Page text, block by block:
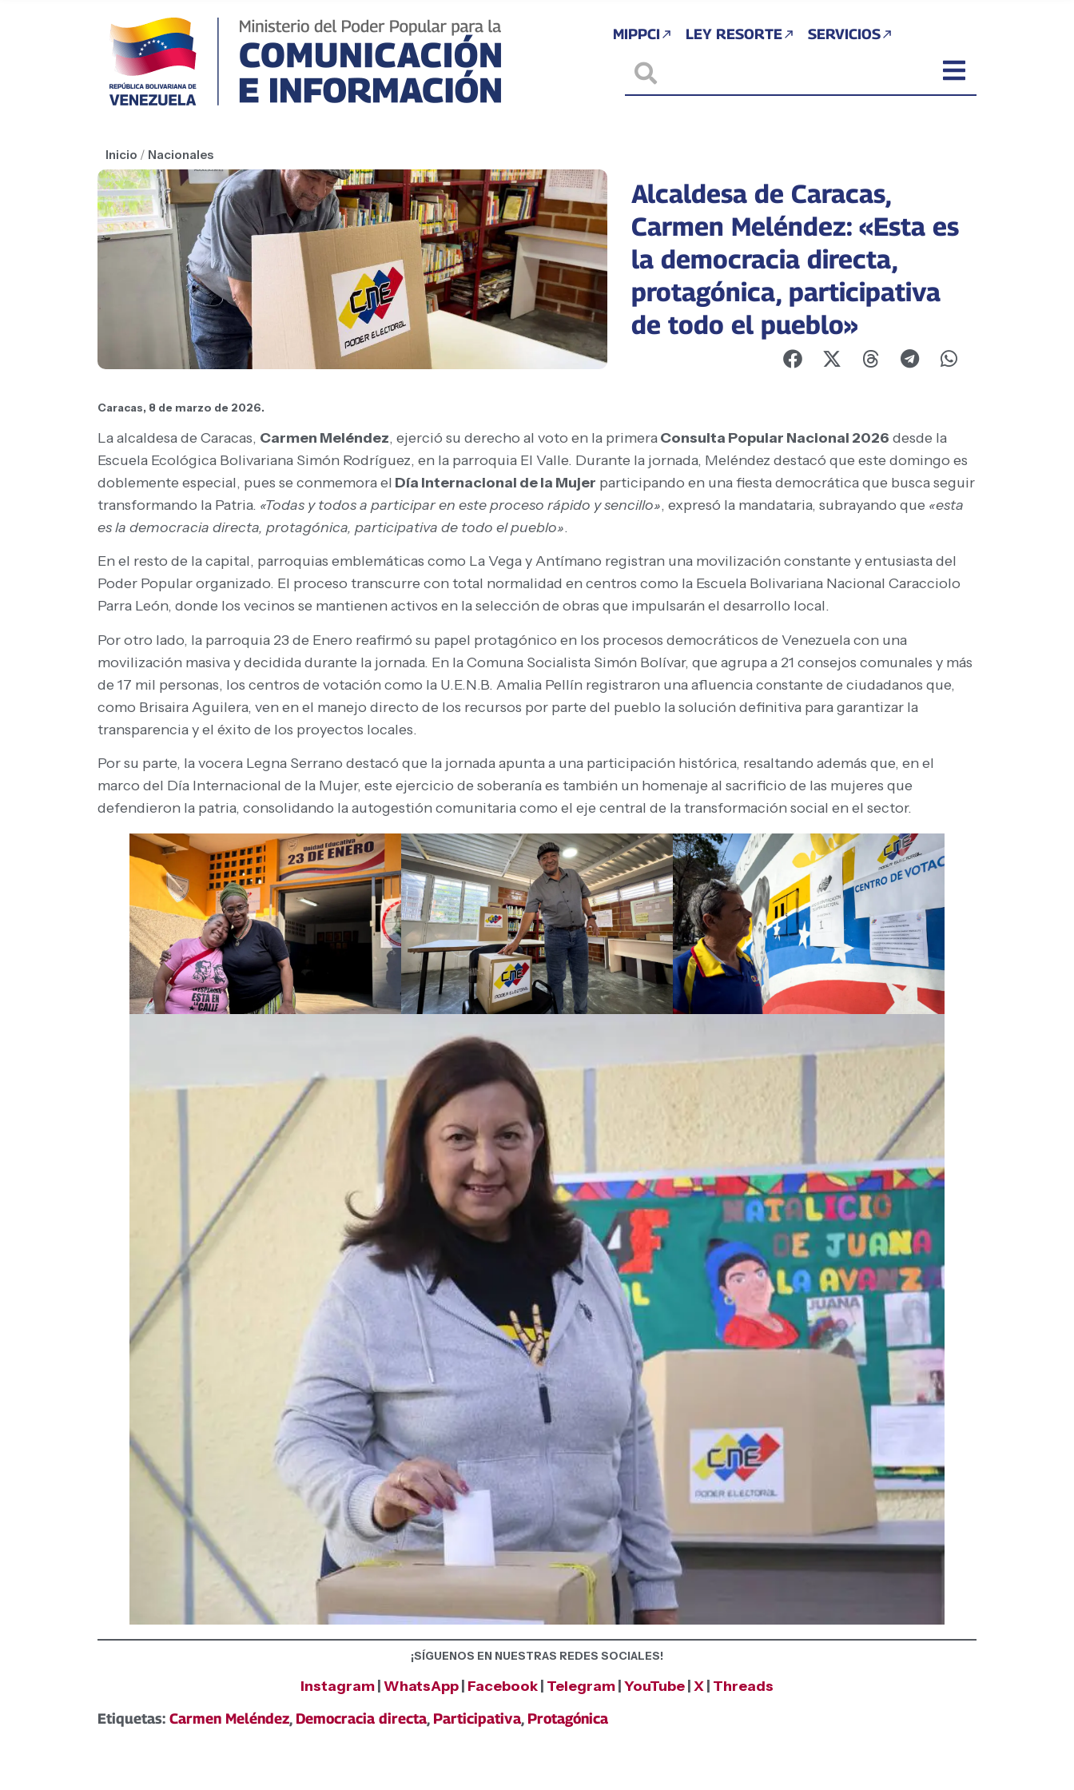
MIPPCI LEY RESORTE SERVICIOS
Inicio / Nacionales
Alcaldesa de Caracas,
Carmen Meléndez: «Esta es
la democracia directa,
protagónica, participativa
de todo el pueblo»
Caracas, 8 de marzo de 2026.
La alcaldesa de Caracas, Carmen Meléndez, ejerció su derecho al voto en la primeraConsulta Popular Nacional 2026 desde la
Escuela Ecológica Bolivariana Simón Rodríguez, en la parroquia El Valle. Durante la jornada, Meléndez destacó que este domingo es
doblemente especial, pues se conmemora el Día Internacional de la Mujer participando en una fiesta democrática que busca seguir
transformando la Patria. «Todas y todos a participar en este proceso rápido y sencillo», expresó la mandataria, subrayando que «esta
es la democracia directa, protagónica, participativa de todo el pueblo».
En el resto de la capital, parroquias emblemáticas como La Vega y Antímano registran una movilización constante y entusiasta del
Poder Popular organizado. El proceso transcurre con total normalidad en centros como la Escuela Bolivariana Nacional Caracciolo
Parra León, donde los vecinos se mantienen activos en la selección de obras que impulsarán el desarrollo local.
Por otro lado, la parroquia 23 de Enero reafirmó su papel protagónico en los procesos democráticos de Venezuela con una
movilización masiva y decidida durante la jornada. En la Comuna Socialista Simón Bolívar, que agrupa a 21 consejos comunales y más
de 17 mil personas, los centros de votación como la U.E.N.B. Amalia Pellín registraron una afluencia constante de ciudadanos que,
como Brisaira Aguilera, ven en el manejo directo de los recursos por parte del pueblo la solución definitiva para garantizar la
transparencia y el éxito de los proyectos locales.
Por su parte, la vocera Legna Serrano destacó que la jornada apunta a una participación histórica, resaltando además que, en el
marco del Día Internacional de la Mujer, este ejercicio de soberanía es también un homenaje al sacrificio de las mujeres que
defendieron la patria, consolidando la autogestión comunitaria como el eje central de la transformación social en el sector.
¡SÍGUENOS EN NUESTRAS REDES SOCIALES!
Instagram WhatsApp Facebook Telegram YouTube X Threads
Etiquetas: Carmen Meléndez, Democracia directa, Participativa, Protagónica